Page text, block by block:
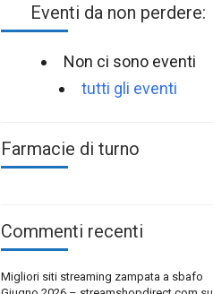
Eventi da non perdere:
Non ci sono eventi
tutti gli eventi
Farmacie di turno
Commenti recenti
Migliori siti streaming zampata a sbafo